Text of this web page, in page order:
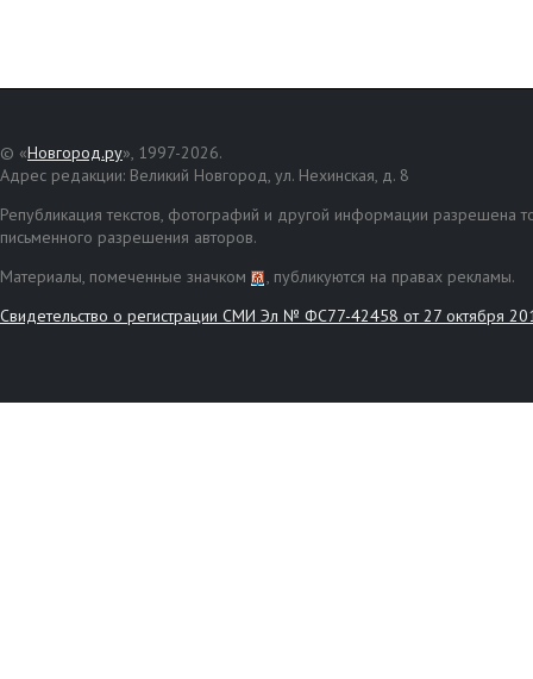
© «Новгород.ру», 1997-2026.
Адрес редакции: Великий Новгород, ул. Нехинская, д. 8
Републикация текстов, фотографий и другой информации разрешена
письменного разрешения авторов.
Материалы, помеченные значком
, публикуются на правах рекламы.
Свидетельство о регистрации СМИ Эл № ФС77-42458 от 27 октября